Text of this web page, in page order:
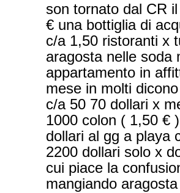
son tornato dal CR
€ una bottiglia di
c/a 1,50 ristoranti x
aragosta nelle soda
appartamento in
mese in molti
c/a 50 70 dollari x
1000 colon ( 1,50 €
dollari al gg a playa
2200 dollari solo x
cui piace la
mangiando